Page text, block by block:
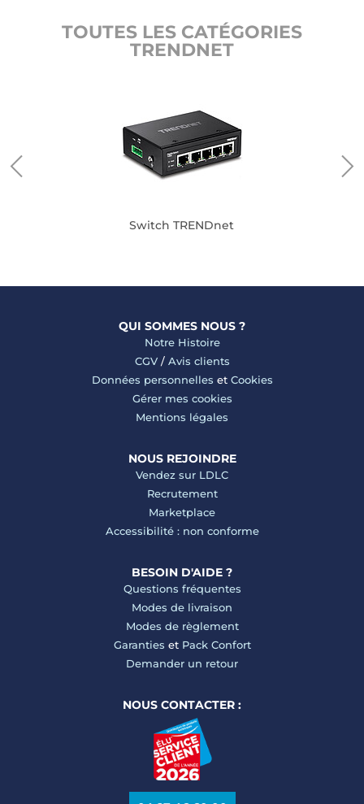
TOUTES LES CATÉGORIES
TRENDNET
Switch TRENDnet
QUI SOMMES NOUS ?
Notre Histoire
CGV/ Avis clients
Données personnelles et Cookies
Gérer mes cookies
Mentions légales
NOUS REJOINDRE
Vendez sur LDLC
Recrutement
Marketplace
Accessibilité : non conforme
BESOIN D'AIDE ?
Questions fréquentes
Modes de livraison
Modes de règlement
Garanties et Pack Confort
Demander un retour
NOUS CONTACTER :